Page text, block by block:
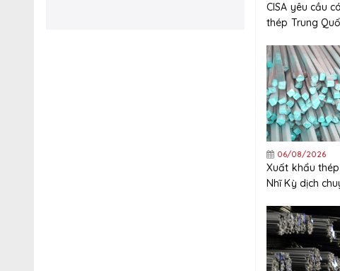
CISA yêu cầu
thép Trung
xuất khẩu
06/08/2026
Xuất khẩu
Nhĩ Kỳ dịch
năm